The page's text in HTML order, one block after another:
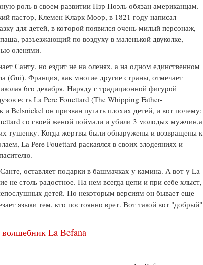
роль в своем развитии Пэр Ноэль обязан американцам.
пастор, Клемен Кларк Моор, в 1821 году написал
для детей, в которой появился очень милый персонаж,
разъезжающий по воздуху в маленькой двуколке,
оленями.
Санту, но ездит не на оленях, а на одном единственном
(Gui). Франция, как многие другие страны, отмечает
6го декабря. Наряду с традиционной фигурой
есть La Pere Fouettard (The Whipping Father-
Belsnickel он призван пугать плохих детей, и вот почему:
со своей женой поймали и убили 3 молодых мужчин,а
тушенку. Когда жертвы были обнаружены и возвращены к
La Pere Fouettard раскаялся в своих злодеяниях и
оставляет подарки в башмачках у камина. А вот у La
не столь радостное. На нем всегда цепи и при себе хлыст,
детей. По некоторым версиям он бывает еще
языки тем, кто постоянно врет. Вот такой вот "добрый"
La Befana